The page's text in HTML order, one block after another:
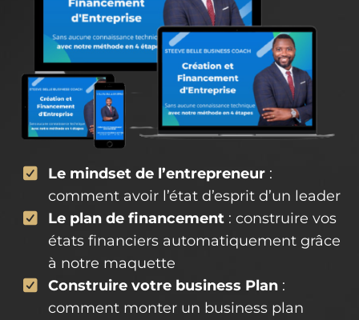
Le mindset de l’entrepreneur :
comment avoir l’état d’esprit d’un leader
​Le plan de financement : construire vos
états financiers automatiquement grâce
à notre maquette
Construire votre business Plan :
comment monter un business plan